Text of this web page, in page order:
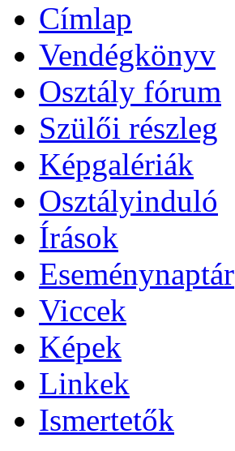
Címlap
Vendégkönyv
Osztály fórum
Szülői részleg
Képgalériák
Osztályinduló
Írások
Eseménynaptár
Viccek
Képek
Linkek
Ismertetők